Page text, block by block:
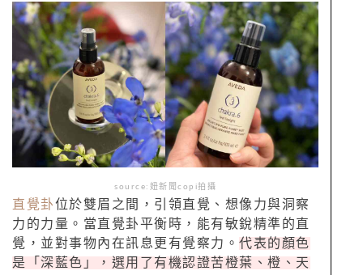
source:妞新聞copi拍攝
直覺卦位於雙眉之間，引領直覺、想像力與洞察
力的力量。當直覺卦平衡時，能有敏銳精準的直
覺，並對事物內在訊息更有覺察力。 代表的顏色
是「深藍色」，選用了有機認證苦橙葉、橙、天